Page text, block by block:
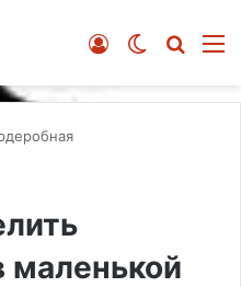
Switch skin
Войти
маленькой